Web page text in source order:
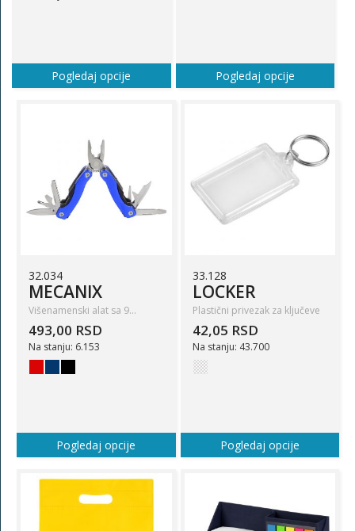
Pogledaj opcije Pogledaj opcije
32.034
MECANIX
Višenamenski alat sa 9…
493,00 RSD
Na stanju: 6.153
Pogledaj opcije
33.128
LOCKER
Plastični privezak za ključeve
42,05 RSD
Na stanju: 43.700
Pogledaj opcije